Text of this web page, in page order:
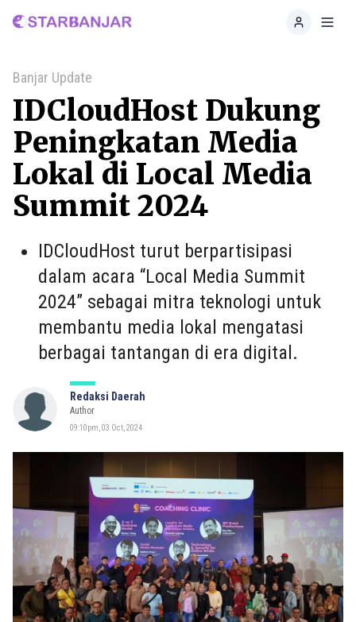
Home
Banjar Update
IDCloudHost Dukung
Peningkatan Media
Lokal di Local Media
Summit 2024
IDCloudHost turut berpartisipasi
dalam acara “Local Media Summit
2024” sebagai mitra teknologi untuk
membantu media lokal mengatasi
berbagai tantangan di era digital.
Redaksi Daerah
Author
09:10pm, 03 Oct, 2024